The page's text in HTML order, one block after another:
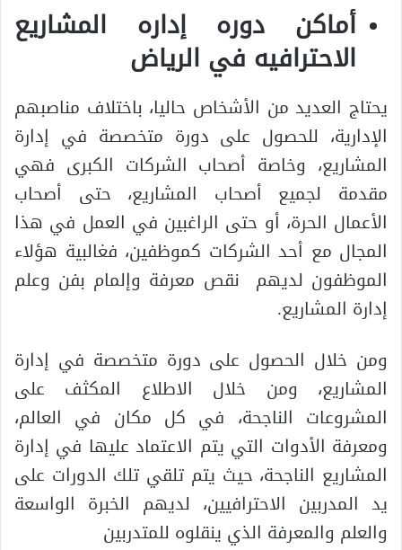
أماكن دوره إداره المشاريع
الاحترافيه في الرياض
يحتاج العديد من الأشخاص حاليا، باختلاف مناصبهم
الإدارية، للحصول على دورة متخصصة في إدارة
المشاريع، وخاصة أصحاب الشركات الكبرى فهي
مقدمة لجميع أصحاب المشاريع، حتى أصحاب
الأعمال الحرة، أو حتى الراغبين في العمل في هذا
المجال مع أحد الشركات كموظفين، فغالبية هؤلاء
الموظفون لديهم نقص معرفة وإلمام بفن وعلم
إدارة المشاريع.
ومن خلال الحصول على دورة متخصصة في إدارة
المشاريع، ومن خلال الاطلاع المكثف على
المشروعات الناجحة، في كل مكان في العالم،
ومعرفة الأدوات التي يتم الاعتماد عليها في إدارة
المشاريع الناجحة، حيث يتم تلقي تلك الدورات على
يد المدربين الاحترافيين، لديهم الخبرة الواسعة
والعلم والمعرفة الذي ينقلوه للمتدربين